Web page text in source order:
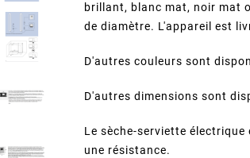
brillant, blanc mat, noir mat
de diamètre. L'appareil est
D'autres couleurs sont
D'autres dimensions sont
Le sèche-serviette
une résistance.